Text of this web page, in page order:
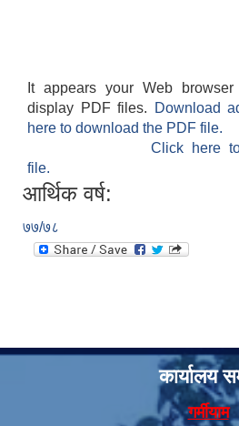
It appears your Web
display PDF files.
Download
here to download the PDF file.
Click here
file.
आर्थिक वर्ष:
७७/७८
कार्यालय
गर्मीयाम